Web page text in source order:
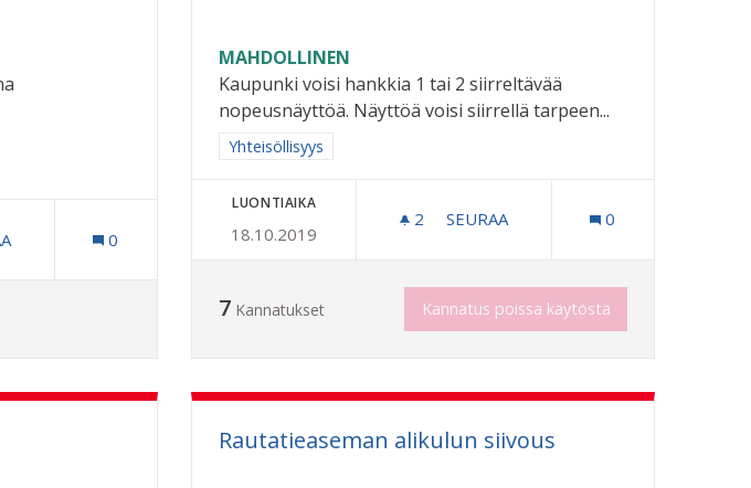
ympäristö
0
MAHDOLLINEN
Kaupunki voisi hankkia 1 tai 2 siirreltävää
nopeusnäyttöä. Näyttöä voisi siirrellä tarpeen...
Rajaa tulokset aihepiirin mukaan: Yhteisöllisyys
Yhteisöllisyys
LUONTIAIKA
18.10.2019
2 2 SEURAAJAA
SEURAA 0
7 Kannatukset Kannatus poissa käytöstä
Rautatieaseman alikulun siivous